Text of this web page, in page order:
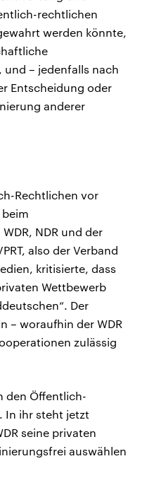
rechtlichen
werden könnte,
– jedenfalls nach
Entscheidung oder
anderer
Rechtlichen vor
NDR und der
also der Verband
kritisierte, dass
Wettbewerb
Der
– woraufhin der WDR
zulässig
den Öffentlich-
In ihr steht jetzt
seine privaten
auswählen